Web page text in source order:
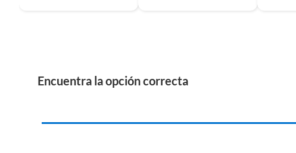
Encuentra la opción correcta